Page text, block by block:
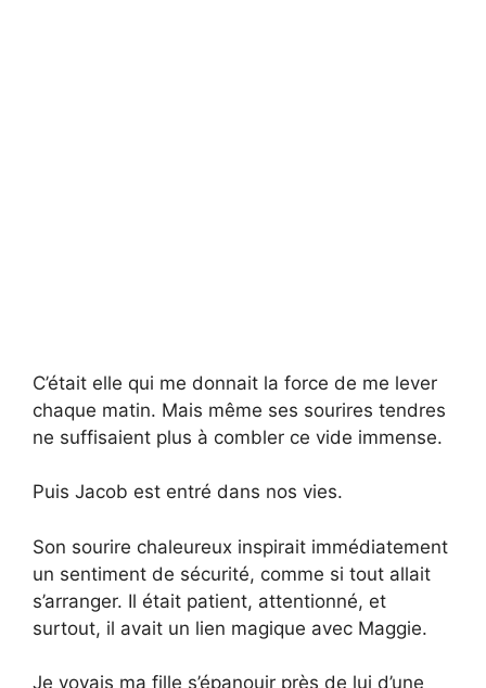
C’était elle qui me donnait la force de me lever
chaque matin. Mais même ses sourires tendres
ne suffisaient plus à combler ce vide immense.
Puis Jacob est entré dans nos vies.
Son sourire chaleureux inspirait immédiatement
un sentiment de sécurité, comme si tout allait
s’arranger. Il était patient, attentionné, et
surtout, il avait un lien magique avec Maggie.
Je voyais ma fille s’épanouir près de lui d’une